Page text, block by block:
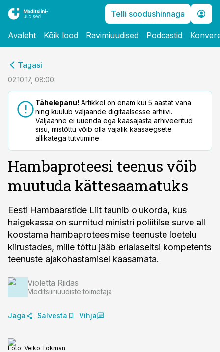
Telli soodushinnaga
Avaleht Kõik lood Ravimiuudised Podcastid
Tagasi
02.10.17, 08:00
Tähelepanu! Artikkel on enam kui 5 aastat vana
ning kuulub väljaande digitaalsesse arhiivi.
Väljaanne ei uuenda ega kaasajasta arhiveeritud
sisu, mistõttu võib olla vajalik kaasaegsete
allikatega tutvumine
Hambaproteesi teenus võib
muutuda kättesaamatuks
Eesti Hambaarstide Liit taunib olukorda, kus
haigekassa on sunnitud ministri poliitilse surve all
koostama hambaproteesimise teenuste loetelu
kiirustades, mille tõttu jääb erialaseltsi kompetents
teenuste ajakohastamisel kaasamata.
Violetta Riidas
Meditsiiniuudiste toimetaja
Jaga Salvesta Vihja
Foto: Veiko Tõkman